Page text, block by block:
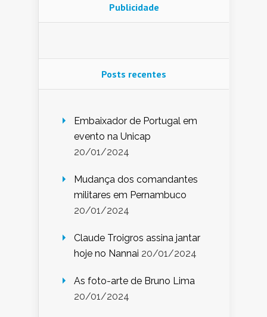
Publicidade
Posts recentes
Embaixador de Portugal em
evento na Unicap
20/01/2024
Mudança dos comandantes
militares em Pernambuco
20/01/2024
Claude Troigros assina jantar
hoje no Nannai 20/01/2024
As foto-arte de Bruno Lima
20/01/2024